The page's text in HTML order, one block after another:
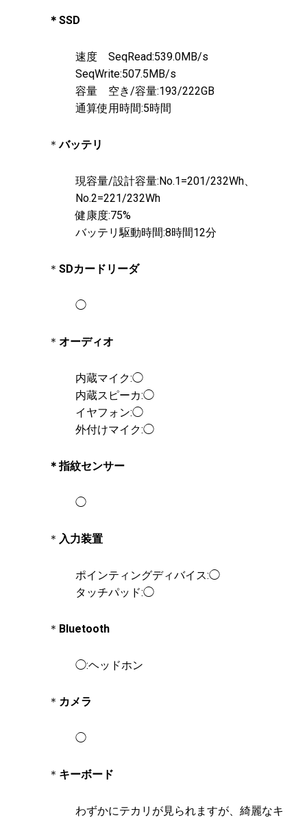
＊SSD
速度 SeqRead:539.0MB/s
SeqWrite:507.5MB/s
容量 空き/容量:193/222GB
通算使用時間:5時間
＊バッテリ
現容量/設計容量:No.1=201/232Wh、
No.2=221/232Wh
健康度:75%
バッテリ駆動時間:8時間12分
＊ SDカードリーダ
◯
＊ オーディオ
内蔵マイク:◯
内蔵スピーカ:◯
イヤフォン:◯
外付けマイク:◯
＊指紋センサー
◯
＊ 入力装置
ポインティングディバイス:◯
タッチパッド:◯
＊ Bluetooth
◯:ヘッドホン
＊ カメラ
◯
＊ キーボード
わずかにテカリが見られますが、綺麗なキ